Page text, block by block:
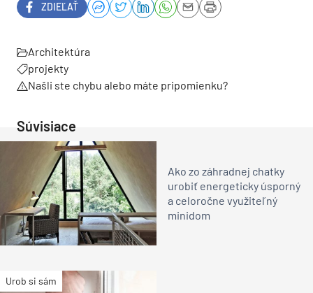
ZDIEĽAŤ
Architektúra
projekty
Našli ste chybu alebo máte pripomienku?
Súvisiace
Ako zo záhradnej chatky
urobiť energeticky úsporný
a celoročne využiteľný
minidom
Urob si sám